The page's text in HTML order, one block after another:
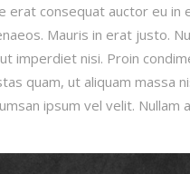
consequat auctor eu in
Mauris in erat justo.
imperdiet nisi. Proin
quam, ut aliquam massa
ipsum vel velit. Nullam